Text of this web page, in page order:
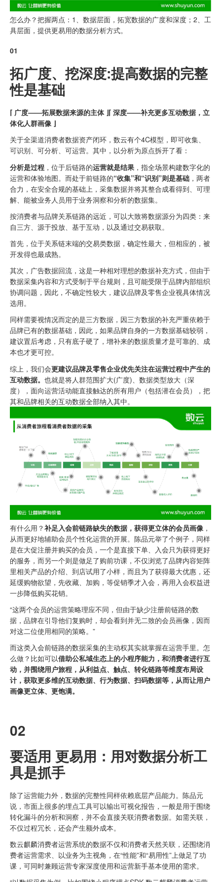
怎么办？把握两点：1、数据层面，拓宽数据的广度和深度；2、工
具层面，提供更易用的数据分析方式。
01
拓广度、挖深度:提高数据的完整
性是基础
⌈ 广度——拓展数据来源的主体 ⌋⌈ 深度——补充更多互动数据，立
体化人群画像 ⌋
关于全渠道消费者数据资产闭环，数云有个4C模型，即可收集、
可识别、可分析、可运营。其中，以分析为原点拆开了看：
分析是过程 ，位于后链路的运营就是结果 ，指全场景构建数字化的
运营和体验地图。而处于前链路的“收集”和“识别”则是基础 ，两者
合力，在安全合规的基础上，采集数据并将其整合成看得到、可理
解、能被业务人员用于业务洞察和分析的数据集。
按消费者与品牌关系链路的远近，可以大致将数据源分为四类：来
自三方、源于投放、基于互动，以及通过交易获取。
首先，位于关系链末端的交易类数据，确定性最大，但相应的，被
开发得也最成熟。
其次，广告数据回流，这是一种相对理想的数据补充方式，但由于
数据采集内容和方式受制于平台规则，且可能受限于品牌内部组织
协调问题，因此，不确定性较大，建议品牌及零售企业视具体情况
选用。
同样需要视情况而定的是三方数据，因三方数据的补充严重依赖于
品牌已有的数据基础，因此，如果品牌自身的一方数据基础较弱，
建议置后考虑，只有底子硬了，增补来的数据质量才是可靠的、成
本也才更可控。
综上，我们会更建议品牌及零售企业优先关注在运营过程中产生的
互动数据。 也就是将人群范围扩大(广度)、数据类型放大（深
度），面向运营活动能直接触达的所有用户（包括潜在会员），把
其和品牌相关的互动数据全部纳入其中。
有什么用？补足入会前链路缺失的数据，获得更立体的会员画像 ，
从而更好地辅助会员个性化运营的开展。陈品元举了个例子，同样
是在大促注册并购买的会员，一个是直接下单、入会只为获得更好
的服务，而另一个则是做足了购前功课，不仅浏览了品牌内容矩阵
里相关产品的介绍、到店试用了小样，而且为了获得最大优惠，还
延缓购物欲望，先收藏、加购，等促销季才入会，再用入会权益进
一步降低购买花销。
“这两个会员的运营策略理应不同，但由于缺少注册前链路的数
据，品牌在引导他们复购时，却会看到并无二致的会员画像，因而
对这二位使用相同的策略。”
而这类入会前链路的数据采集的主动权其实就掌握在运营手里。怎
么做？比如可以借助公私域生态上的小程序能力，和消费者进行互
动，并围绕用户旅程，从利益点、触点、转化链路等维度布局设
计，获取更多维的互动数据、行为数据、扫码数据等，从而让用户
画像更立体、更饱满。
02
要适用 更易用： 用对数据分析工
具是抓手
除了运营能力外，数据的完整性同样依赖底层产品能力。陈品元
说，市面上很多的埋点工具可以输出可视化报告，一般是用于围绕
转化漏斗的分析和洞察，并不会直接关联消费者数据。如需关联，
不仅过程冗长，还会产生额外成本。
数云麒麟消费者运营系统的数据不仅和消费者天然关联，还围绕消
费者运营需求、以业务为主视角，在“性能”和“易用性”上做足了功
课，可同时兼顾运营专家深度使用和运营新手基本使用的需求。